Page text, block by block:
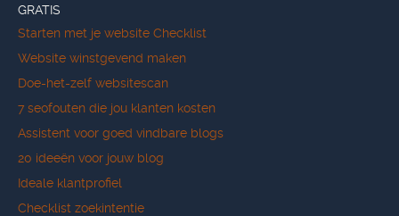
GRATIS
Starten met je website Checklist
Website winstgevend maken
Doe-het-zelf websitescan
7 seofouten die jou klanten kosten
Assistent voor goed vindbare blogs
20 ideeën voor jouw blog
Ideale klantprofiel
Checklist zoekintentie